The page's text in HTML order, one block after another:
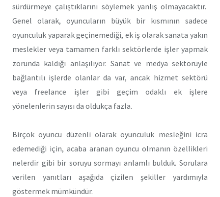
sürdürmeye çalıştıklarını söylemek yanlış olmayacaktır.
Genel olarak, oyuncuların büyük bir kısmının sadece
oyunculuk yaparak geçinemediği, ek iş olarak sanata yakın
meslekler veya tamamen farklı sektörlerde işler yapmak
zorunda kaldığı anlaşılıyor. Sanat ve medya sektörüyle
bağlantılı işlerde olanlar da var, ancak hizmet sektörü
veya freelance işler gibi geçim odaklı ek işlere
yönelenlerin sayısı da oldukça fazla.
Birçok oyuncu düzenli olarak oyunculuk mesleğini icra
edemediği için, acaba aranan oyuncu olmanın özellikleri
nelerdir gibi bir soruyu sormayı anlamlı bulduk. Sorulara
verilen yanıtları aşağıda çizilen şekiller yardımıyla
göstermek mümkündür.